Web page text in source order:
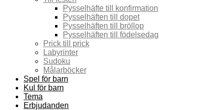
Pysselhäfte till konfirmation
Pysselhäften till dopet
Pysselhäften till bröllop
Pysselhäften till födelsedag
Prick till prick
Labyrinter
Sudoku
Målarböcker
Spel för barn
Kul för barn
Tema
Erbjudanden